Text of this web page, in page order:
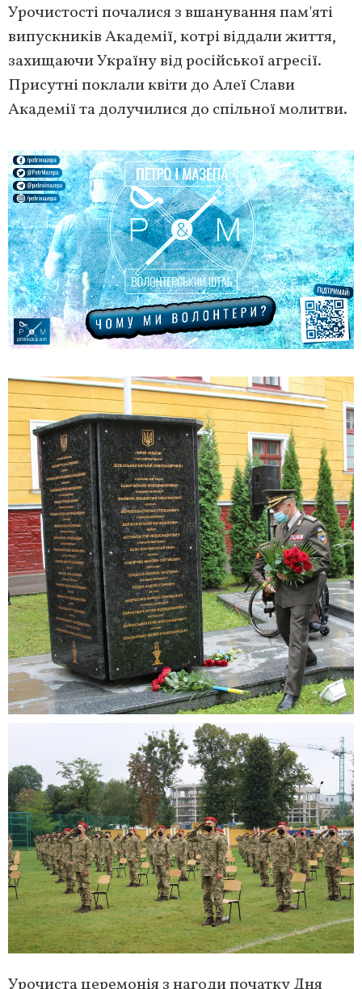
Урочистості почалися з вшанування пам'яті
випускників Академії, котрі віддали життя,
захищаючи Україну від російської агресії.
Присутні поклали квіти до Алеї Слави
Академії та долучилися до спільної молитви.